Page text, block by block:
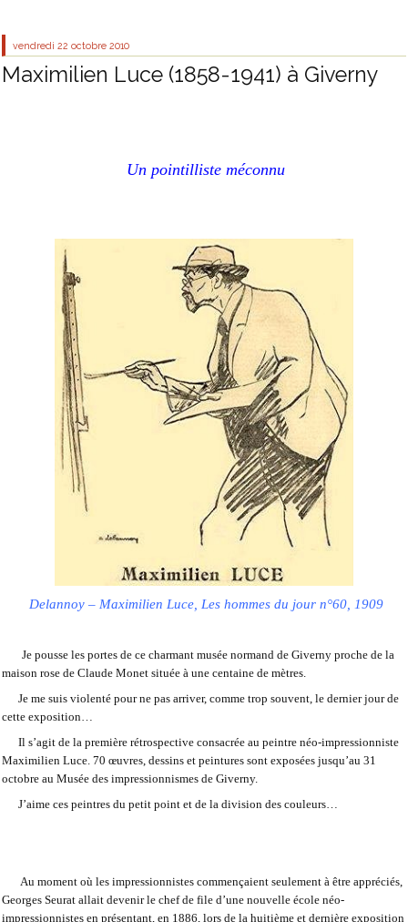
vendredi 22 octobre 2010
Maximilien Luce (1858-1941) à Giverny
Un pointilliste méconnu
Delannoy – Maximilien Luce, Les hommes du jour n°60, 1909
Je pousse les portes de ce charmant musée normand de Giverny proche de la
maison rose de Claude Monet située à une centaine de mètres.
Je me suis violenté pour ne pas arriver, comme trop souvent, le dernier jour de
cette exposition…
Il s’agit de la première rétrospective consacrée au peintre néo-impressionniste
Maximilien Luce. 70 œuvres, dessins et peintures sont exposées jusqu’au 31
octobre au Musée des impressionnismes de Giverny.
J’aime ces peintres du petit point et de la division des couleurs…
Au moment où les impressionnistes commençaient seulement à être appréciés,
Georges Seurat allait devenir le chef de file d’une nouvelle école néo-
impressionnistes en présentant, en 1886, lors de la huitième et dernière exposition